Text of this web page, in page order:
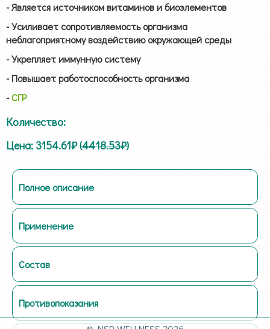
- Является источником витаминов и биоэлементов
- Усиливает сопротивляемость организма
неблагоприятному воздействию окружающей среды
- Укрепляет иммунную систему
- Повышает работоспособность организма
-СГР
Количество:
Цена: 3154.61₽(4418.53₽)
Полное описание
Применение
Состав
Противопоказания